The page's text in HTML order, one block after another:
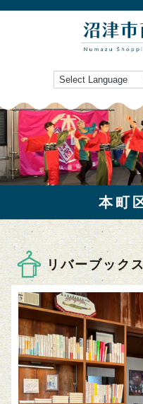
本町
リバーブック